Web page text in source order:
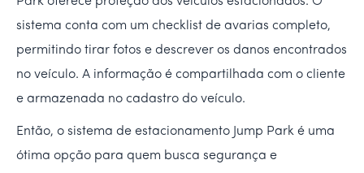
sistema conta com um checklist de avarias completo,
permitindo tirar fotos e descrever os danos encontrados
no veículo. A informação é compartilhada com o cliente
e armazenada no cadastro do veículo.
Então, o sistema de estacionamento Jump Park é uma
ótima opção para quem busca segurança e